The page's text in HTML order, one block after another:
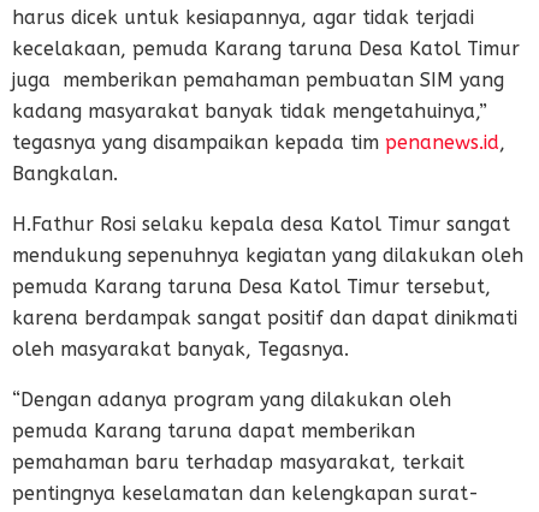
harus dicek untuk kesiapannya, agar tidak terjadi
kecelakaan, pemuda Karang taruna Desa Katol Timur
juga memberikan pemahaman pembuatan SIM yang
kadang masyarakat banyak tidak mengetahuinya,”
tegasnya yang disampaikan kepada tim penanews.id,
Bangkalan.
H.Fathur Rosi selaku kepala desa Katol Timur sangat
mendukung sepenuhnya kegiatan yang dilakukan oleh
pemuda Karang taruna Desa Katol Timur tersebut,
karena berdampak sangat positif dan dapat dinikmati
oleh masyarakat banyak, Tegasnya.
“Dengan adanya program yang dilakukan oleh
pemuda Karang taruna dapat memberikan
pemahaman baru terhadap masyarakat, terkait
pentingnya keselamatan dan kelengkapan surat-